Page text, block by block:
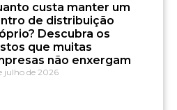
custa manter um
de distribuição
Descubra os
que muitas
não enxergam
julho de 2026